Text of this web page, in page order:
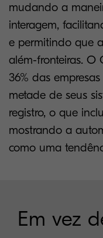
mudando a
interagem,
e permitindo que
além-fronteiras. O
36% das
metade de seus
registro, o que
mostrando a
como uma
Em vez